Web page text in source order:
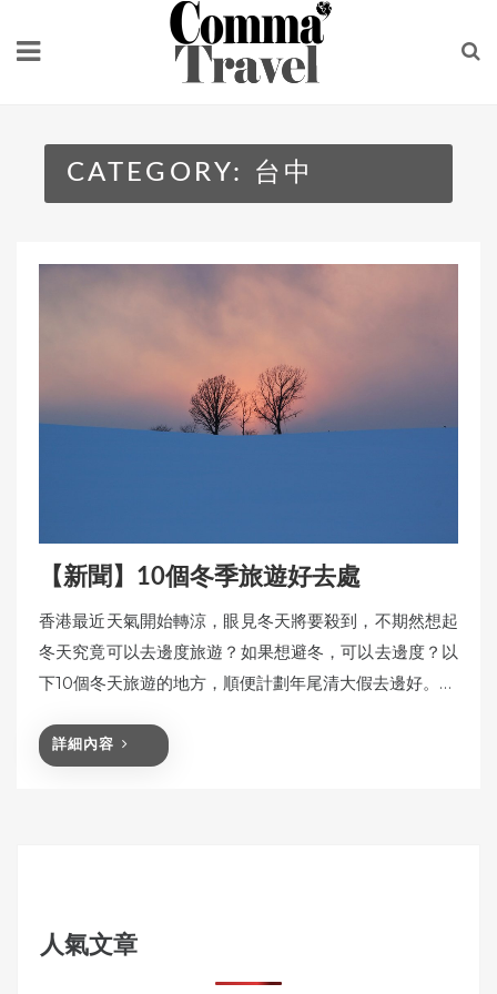
CATEGORY: 台中
【新聞】10個冬季旅遊好去處
香港最近天氣開始轉涼，眼見冬天將要殺到，不期然想起
冬天究竟可以去邊度旅遊？如果想避冬，可以去邊度？以
下10個冬天旅遊的地方，順便計劃年尾清大假去邊好。…
詳細內容
人氣文章